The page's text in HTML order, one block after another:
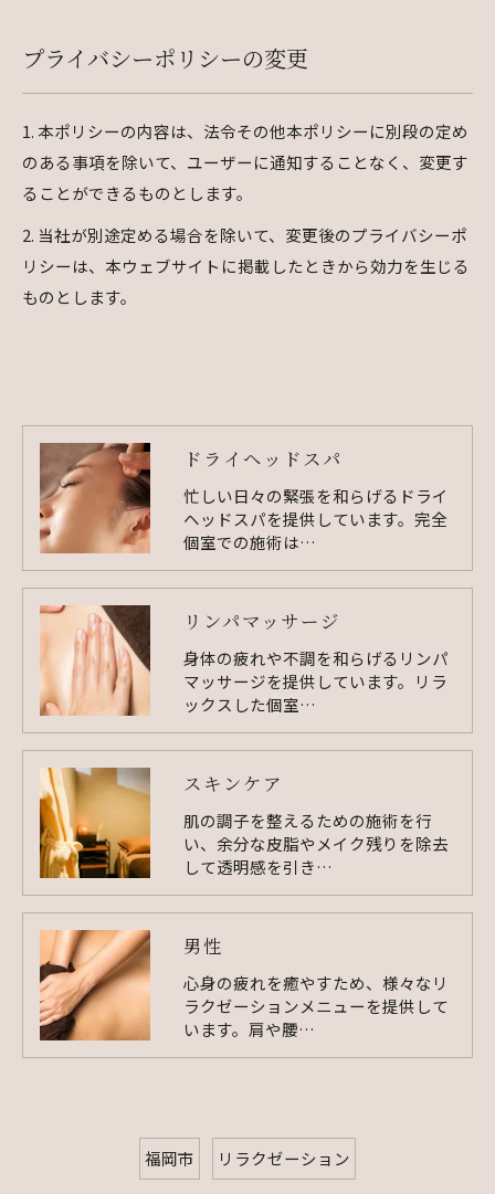
プライバシーポリシーの変更
1. 本ポリシーの内容は、法令その他本ポリシーに別段の定め
のある事項を除いて、ユーザーに通知することなく、変更す
ることができるものとします。
2. 当社が別途定める場合を除いて、変更後のプライバシーポ
リシーは、本ウェブサイトに掲載したときから効力を生じる
ものとします。
ドライヘッドスパ
忙しい日々の緊張を和らげるドライ
ヘッドスパを提供しています。完全
個室での施術は…
リンパマッサージ
身体の疲れや不調を和らげるリンパ
マッサージを提供しています。リラ
ックスした個室…
スキンケア
肌の調子を整えるための施術を行
い、余分な皮脂やメイク残りを除去
して透明感を引き…
男性
心身の疲れを癒やすため、様々なリ
ラクゼーションメニューを提供して
います。肩や腰…
福岡市 リラクゼーション